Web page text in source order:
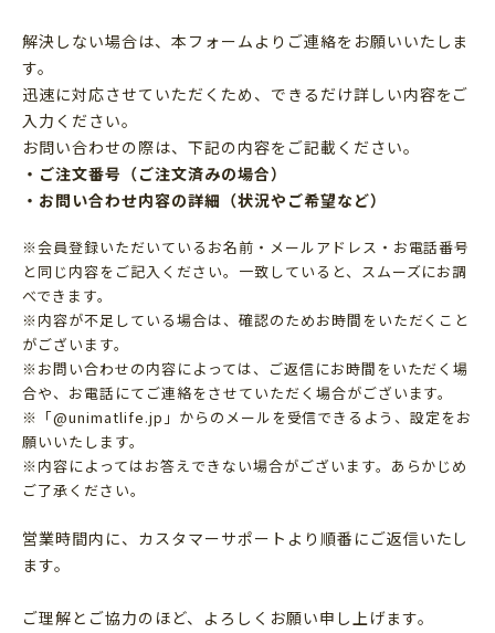
解決しない場合は、本フォームよりご連絡をお願いいたしま
す。
迅速に対応させていただくため、できるだけ詳しい内容をご
入力ください。
お問い合わせの際は、下記の内容をご記載ください。
・ご注文番号（ご注文済みの場合）
・お問い合わせ内容の詳細（状況やご希望など）
※会員登録いただいているお名前・メールアドレス・お電話番号
と同じ内容をご記入ください。一致していると、スムーズにお調
べできます。
※内容が不足している場合は、確認のためお時間をいただくこと
がございます。
※お問い合わせの内容によっては、ご返信にお時間をいただく場
合や、お電話にてご連絡をさせていただく場合がございます。
※「@unimatlife.jp」からのメールを受信できるよう、設定をお
願いいたします。
※内容によってはお答えできない場合がございます。あらかじめ
ご了承ください。
営業時間内に、カスタマーサポートより順番にご返信いたし
ます。
ご理解とご協力のほど、よろしくお願い申し上げます。